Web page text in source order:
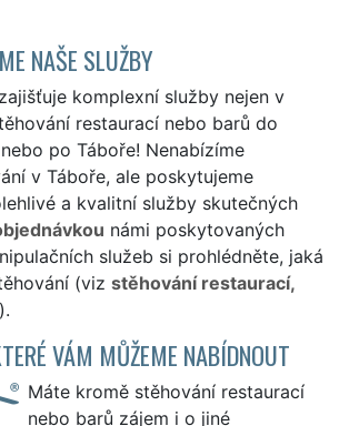
NAŠE SLUŽBY
komplexní služby nejen v
restaurací nebo barů do
po Táboře! Nenabízíme
v Táboře, ale poskytujeme
a kvalitní služby skutečných
námi poskytovaných
služeb si prohlédněte, jaká
(viz stěhování restaurací,
).
VÁM MŮŽEME NABÍDNOUT
Máte kromě stěhování restaurací
nebo barů zájem i o jiné